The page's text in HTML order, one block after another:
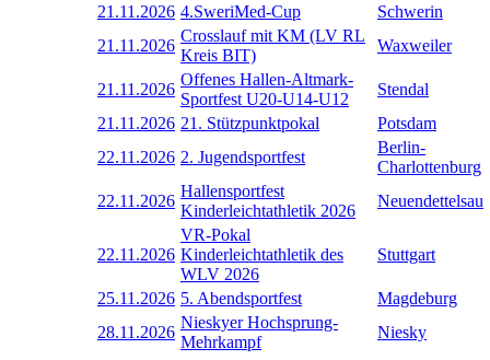
21.11.2026 4.SweriMed-Cup
Schwerin
21.11.2026
Crosslauf mit KM (LV RL
Kreis BIT)
Waxweiler
21.11.2026
Offenes Hallen-Altmark-
Sportfest U20-U14-U12
Stendal
21.11.2026 21. Stützpunktpokal
Potsdam
22.11.2026 2. Jugendsportfest
Berlin-
Charlottenburg
22.11.2026
Hallensportfest
Kinderleichtathletik 2026
Neuendettelsau
22.11.2026
VR-Pokal
Kinderleichtathletik des
WLV 2026
Stuttgart
25.11.2026 5. Abendsportfest
Magdeburg
28.11.2026
Nieskyer Hochsprung-
Mehrkampf
Niesky